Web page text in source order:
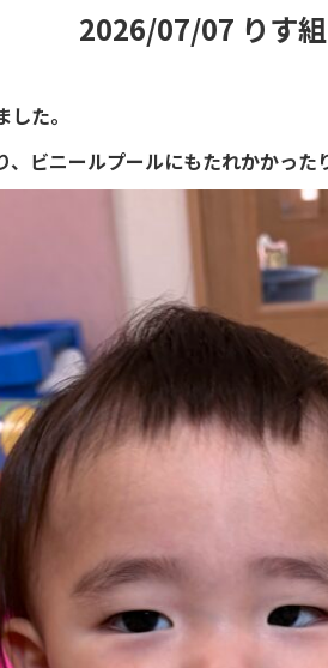
2026/07/07 りす
た。
、ビニールプールにもたれかかった